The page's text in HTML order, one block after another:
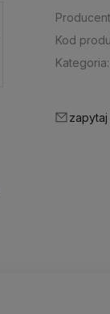
Kod
Kategoria: